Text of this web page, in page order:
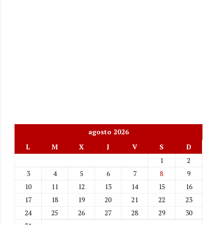
agosto 2026
L
M X J V S
D
1
2
3
4 5 6 7 8
9
10
11 12 13 14 15
16
17
18 19 20 21 22
23
24
25 26 27 28 29
30